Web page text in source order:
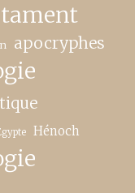
apocryphes
Hénoch